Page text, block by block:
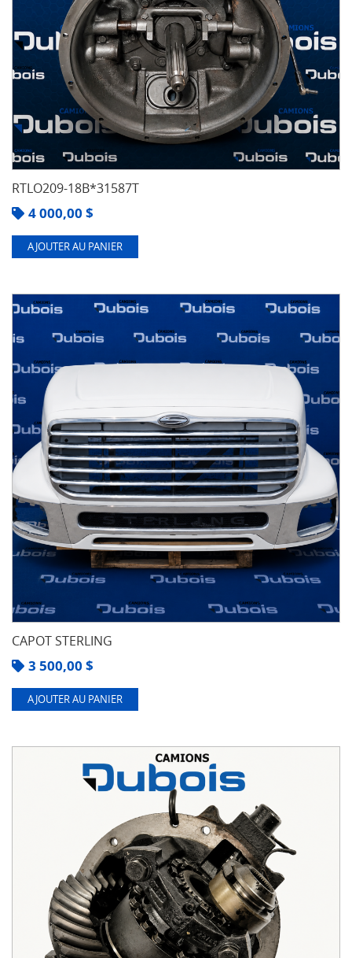
RTLO209-18B*31587T
4 000,00 $
AJOUTER AU PANIER
CAPOT STERLING
3 500,00 $
AJOUTER AU PANIER